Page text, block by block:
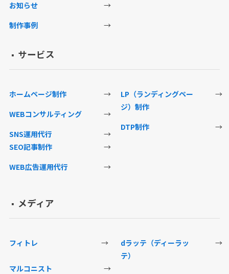
お知らせ
→
制作事例
→
▪️ サービス
ホームページ制作
→
WEBコンサルティング
→
SNS運用代行
→
LP（ランディングペー
ジ）制作
→
DTP制作
→
SEO記事制作
→
WEB広告運用代行
→
▪️ メディア
フィトレ →
dラッテ（ディーラッ
テ）
→
マルコニスト →